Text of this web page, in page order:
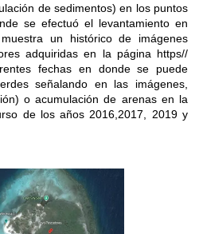
de sedimentos) en los puntos
se efectuó el levantamiento en
un histórico de imágenes
adquiridas en la página https//
fechas en donde se puede
señalando en las imágenes,
o acumulación de arenas en la
de los años 2016,2017, 2019 y